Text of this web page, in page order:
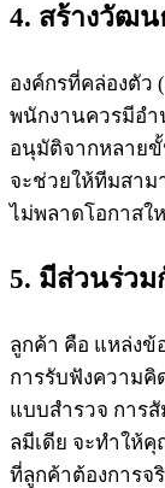
4. สร้างวัฒ
องค์กรที่คล่องตัว
พนักงานควรมีอำ
อนุมัติจากหลายขั้
จะช่วยให้ทีมสาม
ไม่พลาดโอกาสใ
5. มีส่วนร่ว
ลูกค้า คือ แหล่งข้
การรับฟังความคิ
แบบสำรวจ การ
ลมีเดีย จะทำให้
ที่ลูกค้าต้องการจ